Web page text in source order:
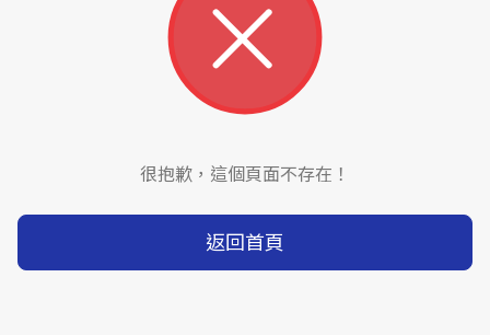
很抱歉，這個頁面不存在！
返回首頁